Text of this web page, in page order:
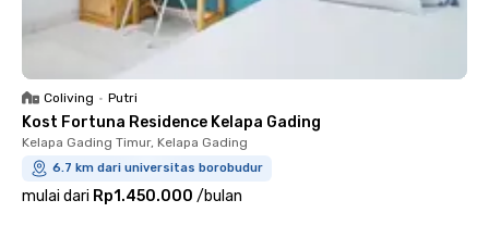
Coliving • Putri
Kost Fortuna Residence Kelapa Gading
Kelapa Gading Timur, Kelapa Gading
6.7 km dari universitas borobudur
mulai dari Rp1.450.000 /bulan